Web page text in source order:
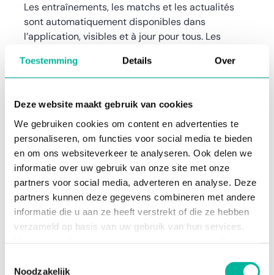
Toestemming Details Over
Deze website maakt gebruik van cookies
We gebruiken cookies om content en advertenties te
personaliseren, om functies voor social media te bieden
en om ons websiteverkeer te analyseren. Ook delen we
informatie over uw gebruik van onze site met onze
partners voor social media, adverteren en analyse. Deze
partners kunnen deze gegevens combineren met andere
informatie die u aan ze heeft verstrekt of die ze hebben
verzameld op basis van uw gebruik van hun services.
Noodzakelijk
Les entraînements, les matchs et les actualités
sont automatiquement disponibles dans
l’application, visibles et à jour pour tous. Les
importantes et les formulaires centralisent les
inscriptions aux événements.
"Quand il faut communiquer rapidement,
l’information atteint tout le monde en
quelques minutes."
La force de l’esprit Rijko
L’esprit de club est au cœur de Rijko. Les coachs
collaborent étroitement pour transmettre l’esprit
Rijko: tenues uniformes, hymne du club, visuels
cohérents et bientôt une mascotte. Cela crée un
les adversaires.